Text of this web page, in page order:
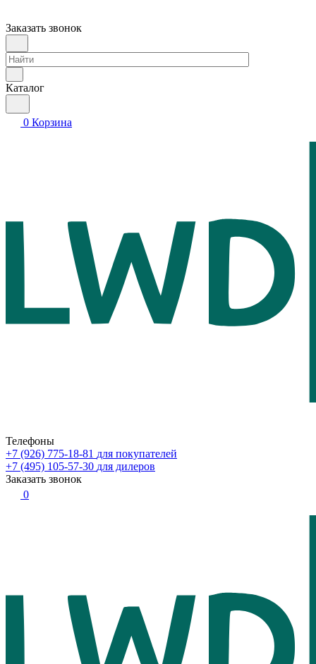
Заказать звонок
Каталог
0 Корзина
Телефоны
+7 (926) 775-18-81 для покупателей
+7 (495) 105-57-30 для дилеров
Заказать звонок
0